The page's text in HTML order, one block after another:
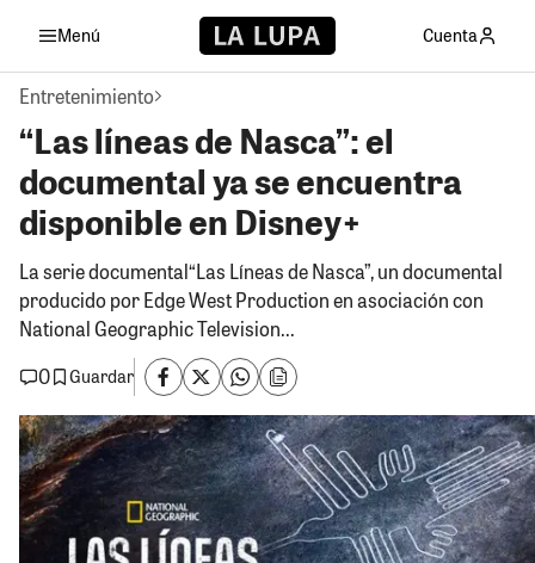
Menú Cuenta
Entretenimiento
“Las líneas de Nasca”: el
documental ya se encuentra
disponible en Disney+
La serie documental“Las Líneas de Nasca”, un documental
producido por Edge West Production en asociación con
National Geographic Television...
0
Guardar